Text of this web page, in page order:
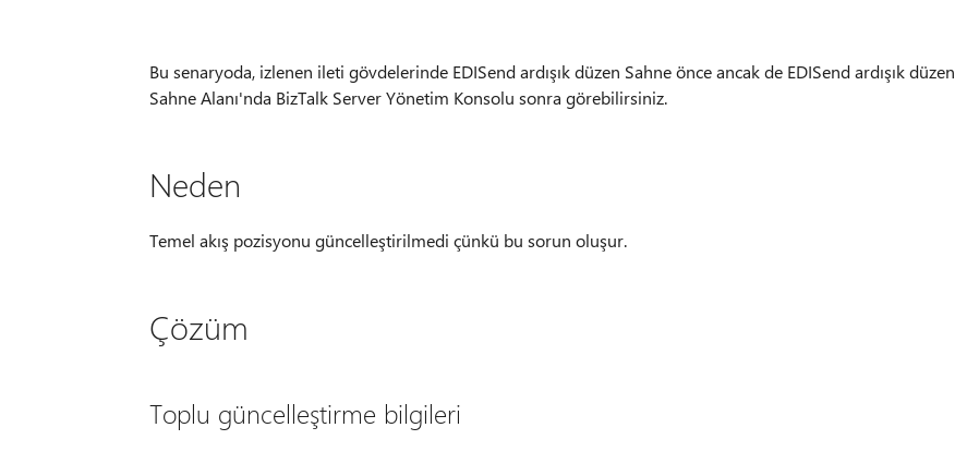
Bu senaryoda, izlenen ileti gövdelerinde EDISend ardışık düzen Sahne önce ancak de EDISend ardışık düzen
Sahne Alanı'nda BizTalk Server Yönetim Konsolu sonra görebilirsiniz.
Neden
Temel akış pozisyonu güncelleştirilmedi çünkü bu sorun oluşur.
Çözüm
Toplu güncelleştirme bilgileri